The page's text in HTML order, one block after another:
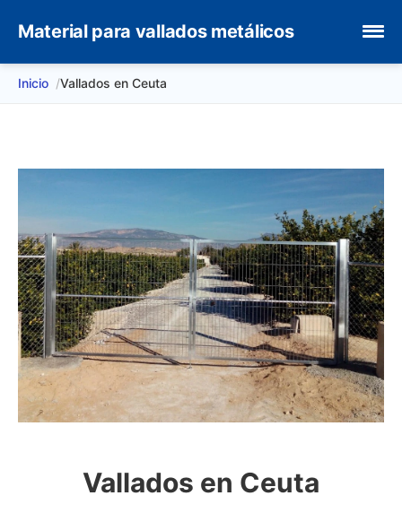
Material para vallados metálicos
Inicio Vallados en Ceuta
Vallados en Ceuta